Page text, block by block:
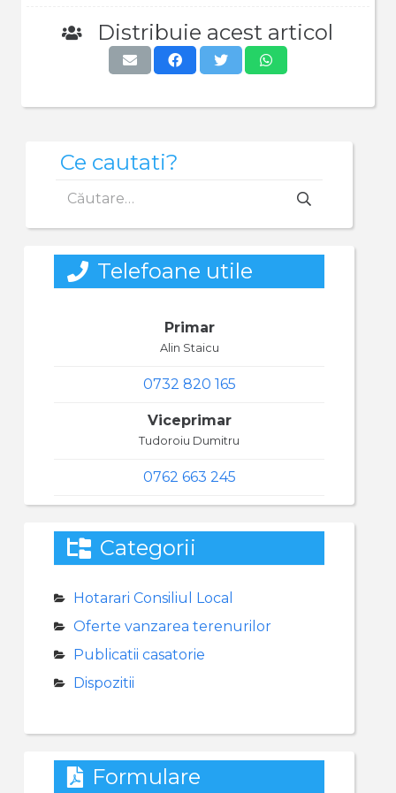
Distribuie acest articol
Ce cautati?
după:
Telefoane utile
Primar
Alin Staicu
0732 820 165
Viceprimar
Tudoroiu Dumitru
0762 663 245
Categorii
Hotarari Consiliul Local
Oferte vanzarea terenurilor
Publicatii casatorie
Dispozitii
Formulare